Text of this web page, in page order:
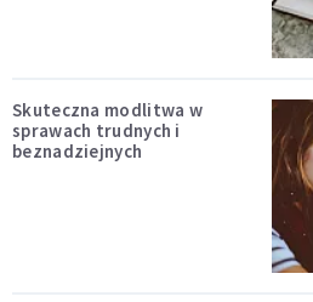
Skuteczna modlitwa w
sprawach trudnych i
beznadziejnych